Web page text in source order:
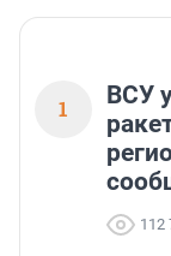
1
ВСУ
112